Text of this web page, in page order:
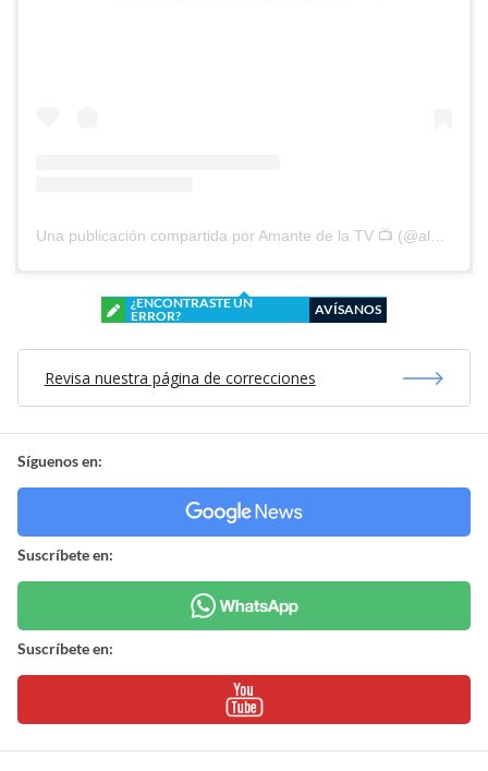
Una publicación compartida por Amante de la TV 📺 (@alguien_te_observa)
¿ENCONTRASTE UN
ERROR?
AVÍSANOS
Revisa nuestra página de correcciones
Síguenos en:
Suscríbete en:
Suscríbete en: